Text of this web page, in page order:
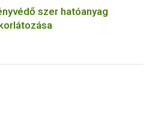
szer hatóanyag